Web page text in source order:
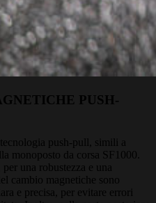
PUSH-
push-pull, simili a
monoposto da corsa SF1000.
una robustezza e una
cambio magnetiche sono
e precisa, per evitare errori